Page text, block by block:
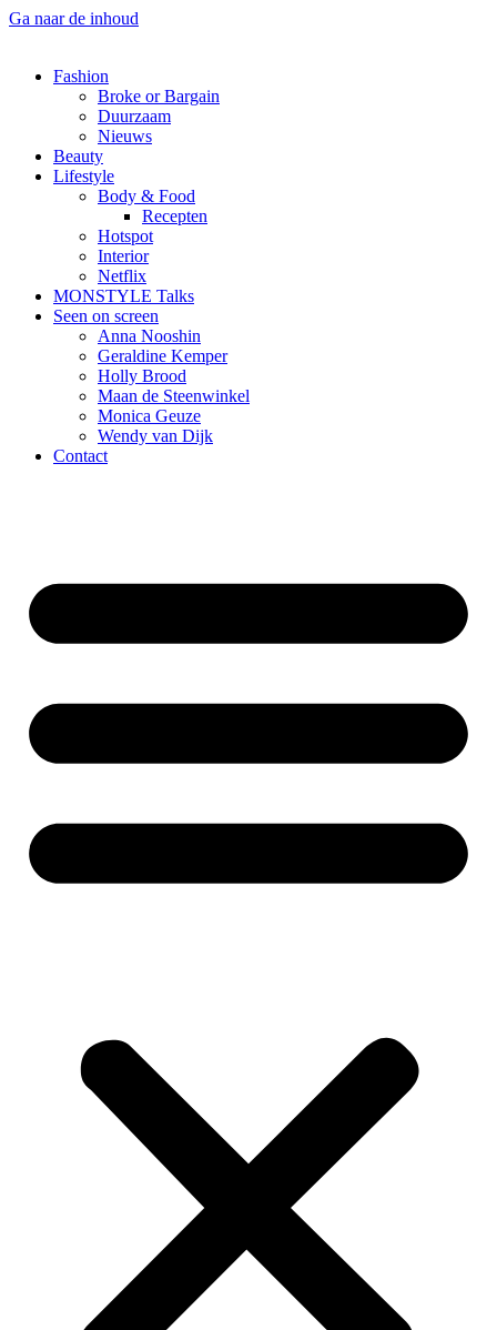
Ga naar de inhoud
Fashion
Broke or Bargain
Duurzaam
Nieuws
Beauty
Lifestyle
Body & Food
Recepten
Hotspot
Interior
Netflix
MONSTYLE Talks
Seen on screen
Anna Nooshin
Geraldine Kemper
Holly Brood
Maan de Steenwinkel
Monica Geuze
Wendy van Dijk
Contact